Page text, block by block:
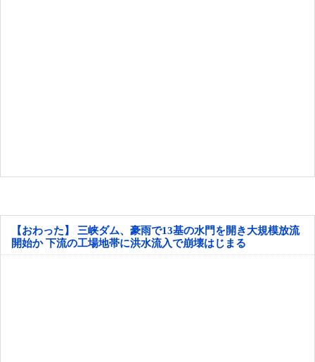
【おわった】 三峡ダム、豪雨で13基の水門を開き大規模放流
開始か 下流の工場地帯に洪水流入で崩壊はじまる